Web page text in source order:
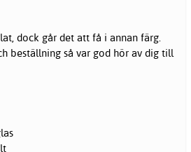
dock går det att få i annan färg.
beställning så var god hör av dig till